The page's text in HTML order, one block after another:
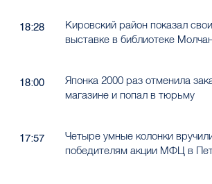
18:28
Кировский район показал
выставке в библиотеке
18:00
Японка 2000 раз отменила
магазине и попал в тюрьму
17:57
Четыре умные колонки
победителям акции МФЦ в